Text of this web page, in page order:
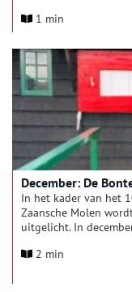
het Molenmuseum en
landelijke actie van
ontvangen ook een
ruimte om zelf een
Zo viert Nederland
de verhalen die
1 min
December: De
In het kader van het
Zaansche Molen
uitgelicht. In
jubileum van De
2 min